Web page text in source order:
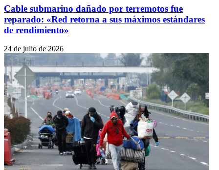
Cable submarino dañado por terremotos fue
reparado: «Red retorna a sus máximos estándares
de rendimiento»
24 de julio de 2026